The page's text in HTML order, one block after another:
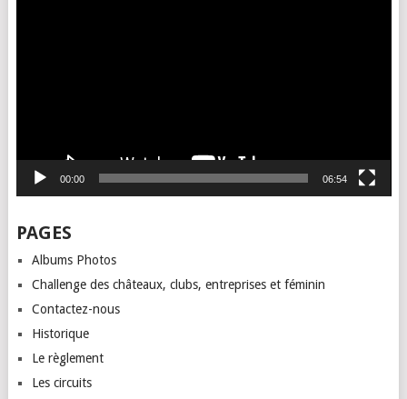
00:00 06:54
PAGES
Albums Photos
Challenge des châteaux, clubs, entreprises et féminin
Contactez-nous
Historique
Le règlement
Les circuits